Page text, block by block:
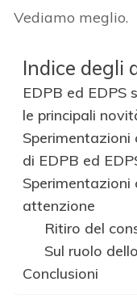
Vediamo meglio.
Indice degli
EDPB ed EDPS
le principali
Sperimentazioni
di EDPB ed
Sperimentazioni
attenzione
Ritiro del
Sul ruolo
Conclusioni